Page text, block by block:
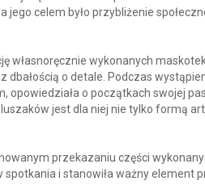
jego celem było przybliżenie
własnoręcznie wykonanych
dbałością o detale. Podczas
opowiedziała o początkach swojej
jest dla niej nie tylko formą
przekazaniu części
i stanowiła ważny element